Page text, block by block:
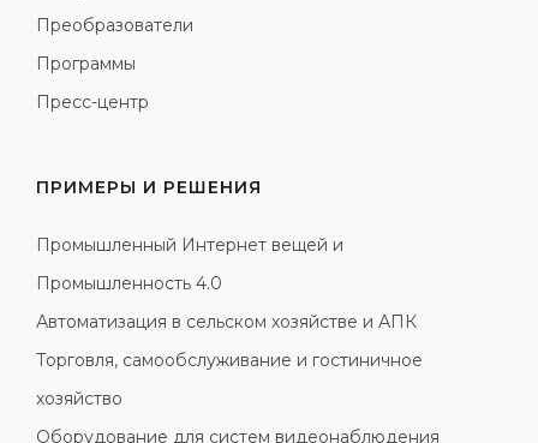
Преобразователи
Программы
Пресс-центр
ПРИМЕРЫ И РЕШЕНИЯ
Промышленный Интернет вещей и
Промышленность 4.0
Автоматизация в сельском хозяйстве и АПК
Торговля, самообслуживание и гостиничное
хозяйство
Оборудование для систем видеонаблюдения